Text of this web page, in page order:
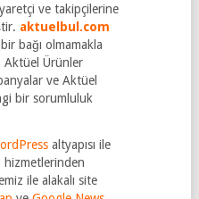
ve takipçilerine
aktuelbul.com
bağı olmamakla
Aktüel Ürünler
ve Aktüel
bir sorumluluk
altyapısı ile
ile alakalı site